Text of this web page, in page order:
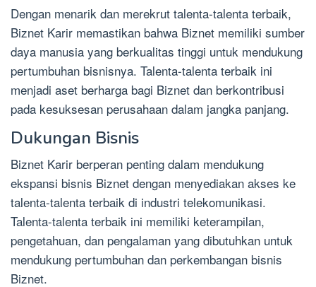
Dengan menarik dan merekrut talenta-talenta terbaik,
Biznet Karir memastikan bahwa Biznet memiliki sumber
daya manusia yang berkualitas tinggi untuk mendukung
pertumbuhan bisnisnya. Talenta-talenta terbaik ini
menjadi aset berharga bagi Biznet dan berkontribusi
pada kesuksesan perusahaan dalam jangka panjang.
Dukungan Bisnis
Biznet Karir berperan penting dalam mendukung
ekspansi bisnis Biznet dengan menyediakan akses ke
talenta-talenta terbaik di industri telekomunikasi.
Talenta-talenta terbaik ini memiliki keterampilan,
pengetahuan, dan pengalaman yang dibutuhkan untuk
mendukung pertumbuhan dan perkembangan bisnis
Biznet.